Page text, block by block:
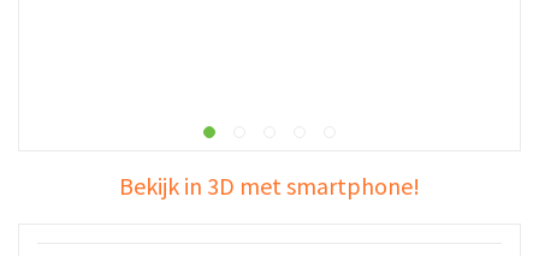
Bekijk in 3D met smartphone!